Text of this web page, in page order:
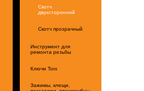
Скотч
двухсторонний
Скотч прозрачный
Инструмент для
ремонта резьбы
Ключи Torx
Зажимы, клещи,